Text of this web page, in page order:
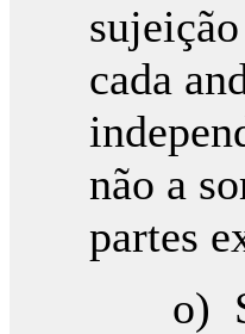
cada
não a
partes
o)